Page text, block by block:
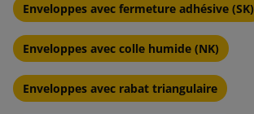
Enveloppes avec fermeture adhésive (SK)
Enveloppes avec colle humide (NK)
Enveloppes avec rabat triangulaire